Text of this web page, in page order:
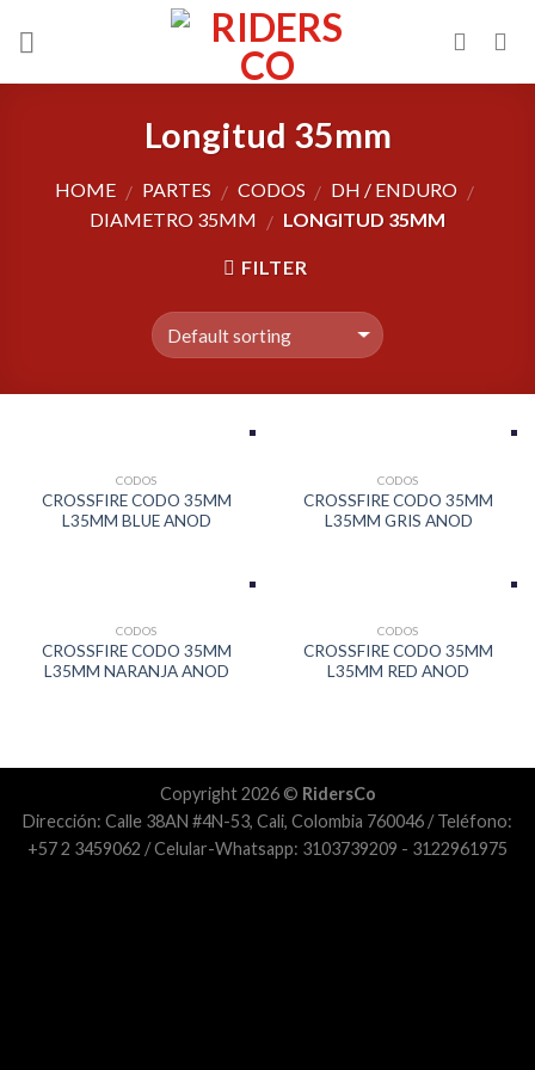
Longitud 35mm
HOME / PARTES / CODOS / DH / ENDURO /
DIAMETRO 35MM / LONGITUD 35MM
FILTER
CODOS
CROSSFIRE CODO 35MM
L35MM BLUE ANOD
CODOS
CROSSFIRE CODO 35MM
L35MM GRIS ANOD
CODOS
CROSSFIRE CODO 35MM
L35MM NARANJA ANOD
CODOS
CROSSFIRE CODO 35MM
L35MM RED ANOD
Copyright 2026 © RidersCo
Dirección: Calle 38AN #4N-53, Cali, Colombia 760046 / Teléfono:
+57 2 3459062 / Celular-Whatsapp: 3103739209 - 3122961975